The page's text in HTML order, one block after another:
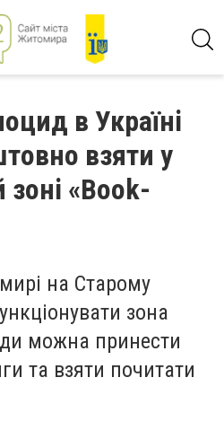
в Україні
взяти у
«Book-
на Старому
зона
можна принести
та взяти почитати